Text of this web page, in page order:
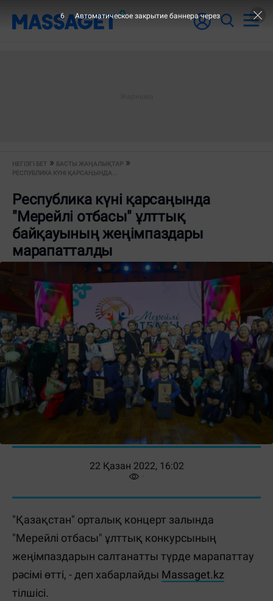
НЕГІЗГІ БЕТ
БАСТЫ ЖАҢАЛЫҚТАР
РЕСПУБЛИКА КҮНІ ҚАРСАҢЫНДА...
Республика күні қарсаңында
"Мерейлі отбасы" ұлттық
байқауының жеңімпаздары
марапатталды
22 Қазан 2022, 16:02
"Қазақстан" орталық концерт залында
"Мерейлі отбасы" ұлттық конкурсының
жеңімпаздарын салтанатты түрде марапаттау
рәсімі өтті, - деп хабарлайды Massaget.kz
тілшісі.
5 Автоматическое закрытие баннера через